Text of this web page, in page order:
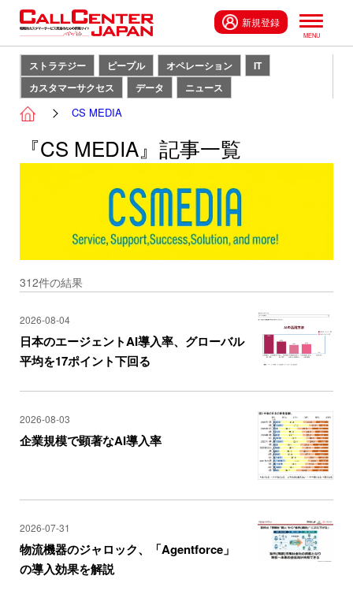
新規登録
ストラテジー ピープル オペレーション
IT
カスタマーサクセス
データ ニュース
CS MEDIA
『CS MEDIA』記事一覧
312件の結果
2026-08-04
日本のエージェントAI導入率、グローバル
平均を17ポイント下回る
2026-08-03
企業規模で顕著なAI導入率
2026-07-31
物流機器のジャロック、「Agentforce」
の導入効果を解説